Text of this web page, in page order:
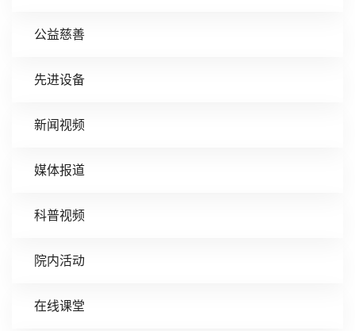
公益慈善
先进设备
新闻视频
媒体报道
科普视频
院内活动
在线课堂